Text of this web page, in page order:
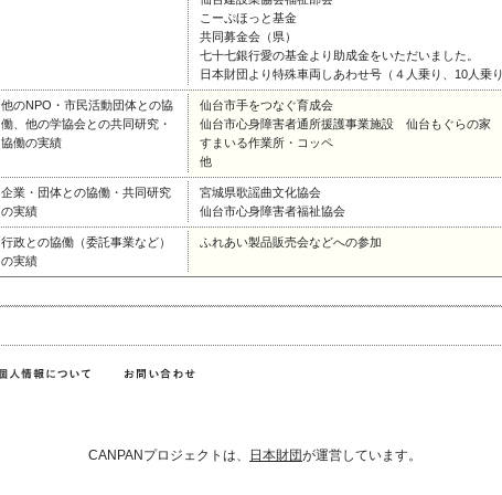
こーぷほっと基金
共同募金会（県）
七十七銀行愛の基金より助成金をいただいました。
日本財団より特殊車両しあわせ号（４人乗り、10人乗
他のNPO・市民活動団体との協
働、他の学協会との共同研究・
協働の実績
仙台市手をつなぐ育成会
仙台市心身障害者通所援護事業施設 仙台もぐらの家
すまいる作業所・コッペ
他
企業・団体との協働・共同研究
の実績
宮城県歌謡曲文化協会
仙台市心身障害者福祉協会
行政との協働（委託事業など）
の実績
ふれあい製品販売会などへの参加
CANPANプロジェクトは、 日本財団が運営しています。